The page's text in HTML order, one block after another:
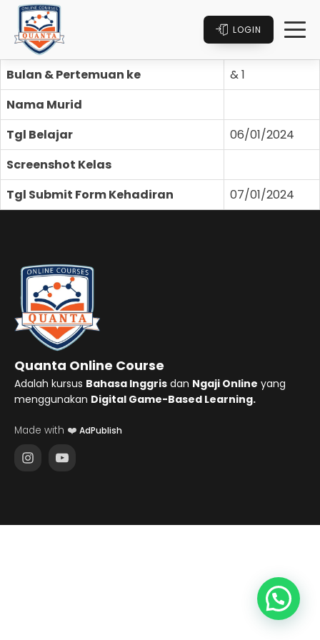
LOGIN
Bulan & Pertemuan ke
& 1
Nama Murid
Tgl Belajar
06/01/2024
Screenshot Kelas
Tgl Submit Form Kehadiran
07/01/2024
Quanta Online Course
Adalah kursus Bahasa Inggris dan Ngaji Online yang
menggunakan Digital Game-Based Learning.
Made with ❤️ AdPublish